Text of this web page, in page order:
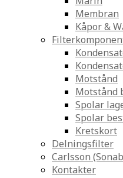
Membran
Kåpor &
Motstånd
Motstånd
Spolar
Spolar
Kretskort
Delningsfilter
Carlsson
Kontakter